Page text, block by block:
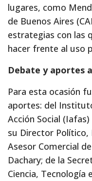
lugares, como
de Buenos Aires
estrategias con las
hacer frente al uso
Debate y aportes
Para esta ocasión
aportes: del
Acción Social
su Director
Asesor Comercial
Dachary; de la
Ciencia, Tecnología